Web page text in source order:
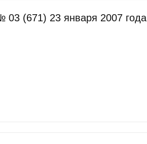
(671) 23 января 2007 года